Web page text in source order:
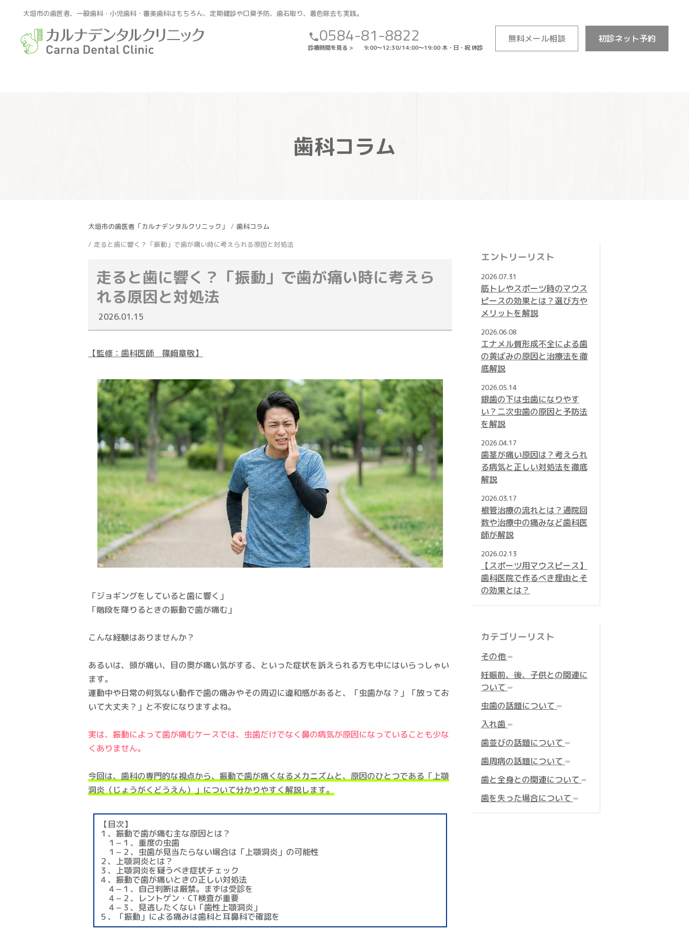
大垣市の歯医者、一般歯科・小児歯科・審美歯科はもちろん、定期健診や口臭予防、歯石取り、着色除去も実践。
カルナデンタルクリニック
phone0584-81-8822
診療時間を見る > 9:00〜12:30/14:00〜19:00 木・日・祝 休診
無料メール相談 初診ネット予約
歯科コラム
大垣市の歯医者「カルナデンタルクリニック」
歯科コラム
走ると歯に響く？「振動」で歯が痛い時に考えられる原因と対処法
走ると歯に響く？「振動」で歯が痛い時に考えら
れる原因と対処法
2026.01.15
【監修：歯科医師 篠﨑章敬】
「ジョギングをしていると歯に響く」
「階段を降りるときの振動で歯が痛む」
こんな経験はありませんか？
あるいは、頭が痛い、目の奥が痛い気がする、といった症状を訴えられる方も中にはいらっしゃい
ます。
運動中や日常の何気ない動作で歯の痛みやその周辺に違和感があると、「虫歯かな？」「放ってお
いて大丈夫？」と不安になりますよね。
実は、振動によって歯が痛むケースでは、虫歯だけでなく鼻の病気が原因になっていることも少な
くありません。
今回は、歯科の専門的な視点から、振動で歯が痛くなるメカニズムと、原因のひとつである「上顎
洞炎（じょうがくどうえん）」について分かりやすく解説します。
【目次】
１、振動で歯が痛む主な原因とは？
１−１、重度の虫歯
１−２、虫歯が見当たらない場合は「上顎洞炎」の可能性
２、上顎洞炎とは？
３、上顎洞炎を疑うべき症状チェック
４、振動で歯が痛いときの正しい対処法
４−１、自己判断は厳禁。まずは受診を
４−２、レントゲン・CT検査が重要
４−３、見逃したくない「歯性上顎洞炎」
５、「振動」による痛みは歯科と耳鼻科で確認を
エントリーリスト
2026.07.31
筋トレやスポーツ時のマウス
ピースの効果とは？選び方や
メリットを解説
2026.06.08
エナメル質形成不全による歯
の黄ばみの原因と治療法を徹
底解説
2026.05.14
銀歯の下は虫歯になりやす
い？二次虫歯の原因と予防法
を解説
2026.04.17
歯茎が痛い原因は？考えられ
る病気と正しい対処法を徹底
解説
2026.03.17
根管治療の流れとは？通院回
数や治療中の痛みなど歯科医
師が解説
2026.02.13
【スポーツ用マウスピース】
歯科医院で作るべき理由とそ
の効果とは？
カテゴリーリスト
その他エ
ト
リ
ー
件
妊娠前、後、子供との関連に
ついて エ
ト
リ
数
件
虫歯の話題について エ
リ
数
件
入れ歯 エ
ト
リ
数
件
歯並びの話題について エ
ト
リ
数
件
歯周病の話題について エ
ト
リ
件
歯と全身との関連について エ件
歯を失った場合について エ件